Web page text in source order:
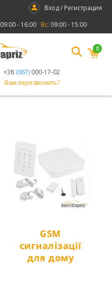
Вход / Регистрация
09:00 - 16:00 Вс: 09:00 - 15:00
+38 (067) 000-17-02
Вам перезвонить?
0
GSM
сигналізації
для дому